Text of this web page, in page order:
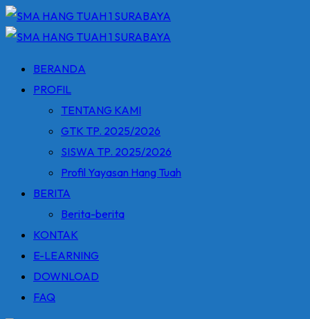
Skip
to
BERANDA
PROFIL
TENTANG KAMI
GTK TP. 2025/2026
SISWA TP. 2025/2026
Profil Yayasan Hang Tuah
BERITA
Berita-berita
KONTAK
E-LEARNING
DOWNLOAD
FAQ